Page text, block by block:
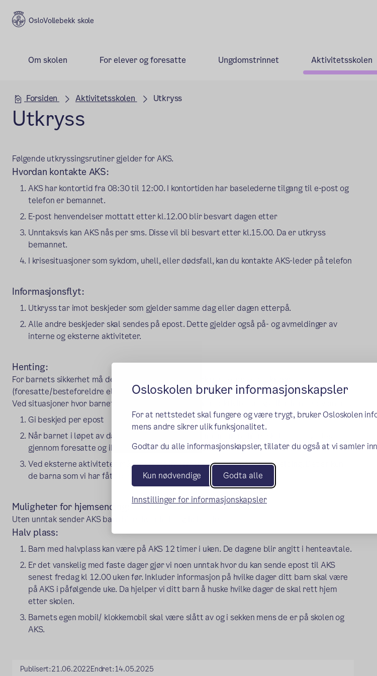
Osloskolen bruker informasjonskapsler
For at nettstedet skal fungere og være trygt, bruker Osloskolen
mens andre sikrer ulik funksjonalitet.
Godtar du alle informasjonskapsler, tillater du også at vi samler
Kun nødvendige Godta alle
Innstillinger for informasjonskapsler
Vollebekk skole
Om skolen For elever og foresatte Ungdomstrinnet Aktivitetsskolen
Hovedseksjon
Forsiden Aktivitetsskolen Utkryss
Utkryss
Følgende utkryssingsrutiner gjelder for AKS.
Hvordan kontakte AKS:
AKS har kontortid fra 08:30 til 12:00. I kontortiden har baselederne tilgang til e-post og
telefon er bemannet.
E-post henvendelser mottatt etter kl.12.00 blir besvart dagen etter
Unntaksvis kan AKS nås per sms. Disse vil bli besvart etter kl.15.00. Da er utkryss
bemannet.
I krisesituasjoner som sykdom, uhell, eller dødsfall, kan du kontakte AKS-leder på telefon
Informasjonsflyt:
Utkryss tar imot beskjeder som gjelder samme dag eller dagen etterpå.
Alle andre beskjeder skal sendes på epost. Dette gjelder også på- og avmeldinger av
interne og eksterne aktiviteter.
Henting:
For barnets sikkerhet må de som henter barnet fysisk møte opp ved utkryss
(foresatte/besteforeldre eller andre som står på henteavtalen)
Ved situasjoner hvor barnet skal på vennegruppe, andre aktiviteter og/eller hentes av andre:
Gi beskjed per epost
Når barnet i løpet av dagen får lyst til å bli med noen andre hjem skal dette avtales
gjennom foresatte og ikke direkte med AKS. Foresatte må videre melde inn til AKS
Ved eksterne aktiviteter må foresatte informere AKS ved på- og avmelding. Det er kun
de barna som vi har fått beskjed om som blir sendt til aktiviteten.
Muligheter for hjemsending:
Uten unntak sender AKS barn hjem hver hele og halve time.
Halv plass:
Barn med halvplass kan være på AKS 12 timer i uken. De dagene blir angitt i henteavtale.
Er det vanskelig med faste dager gjør vi noen unntak hvor du kan sende epost til AKS
senest fredag kl 12.00 uken før. Inkluder informasjon på hvilke dager ditt barn skal være
på AKS i påfølgende uke. Da hjelper vi ditt barn å huske hvilke dager de skal rett hjem
etter skolen.
Barnets egen mobil/ klokkemobil skal være slått av og i sekken mens de er på skolen og
AKS.
Publisert:21.06.2022Endret:14.05.2025